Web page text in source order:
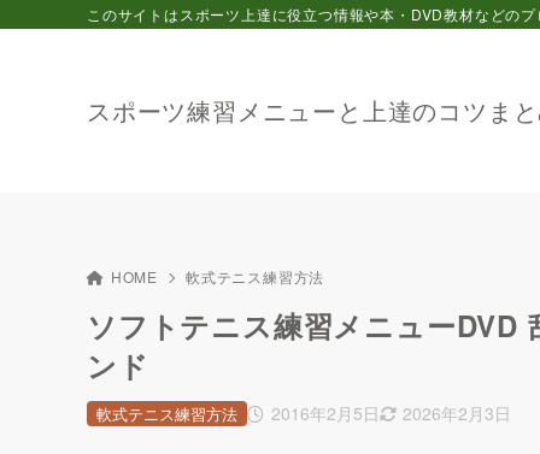
スポーツ練習メニューと上達のコツま
このサイトはスポーツ上達に役立つ情報や本・DVD教材などの
HOME 軟式テニス練習方法
ソフトテニス練習メニューDVD
ンド
2016年2月5日 2026年2月3日
軟式テニス練習方法